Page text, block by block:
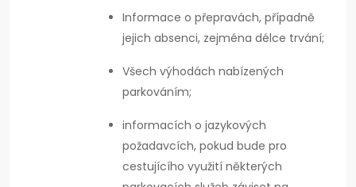
Informace o přepravách, případně
jejich absenci, zejména délce trvání;
Všech výhodách nabízených
parkováním;
informacích o jazykových
požadavcích, pokud bude pro
cestujícího využití některých